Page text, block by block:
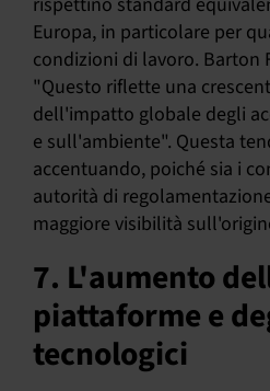
Europa, in particolare per
condizioni di lavoro. Barton
"Questo riflette una
dell'impatto globale degli
e sull'ambiente". Questa
accentuando, poiché sia i
autorità di
maggiore visibilità
7. L'aumento
piattaforme e
tecnologici